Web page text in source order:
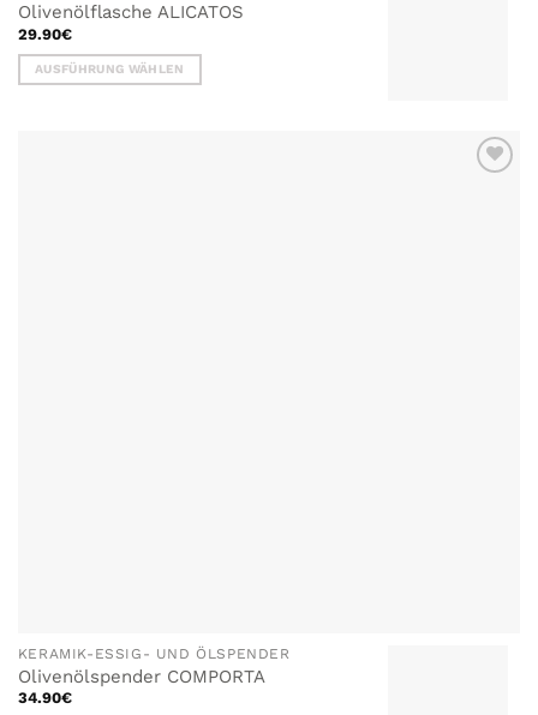
Olivenölflasche ALICATOS
29.90€
AUSFÜHRUNG WÄHLEN
KERAMIK-ESSIG- UND ÖLSPENDER
Olivenölspender COMPORTA
34.90€